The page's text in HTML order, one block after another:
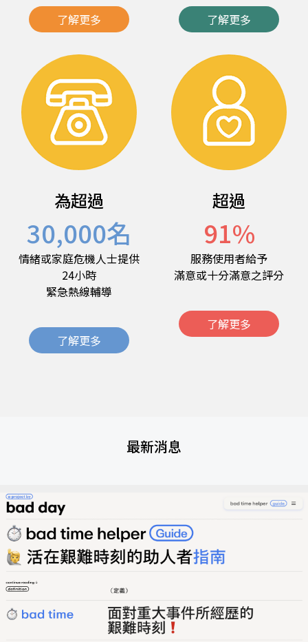
了解更多 了解更多
為超過
30,000名
情緒或家庭危機人士提供
24小時
緊急熱線輔導
了解更多
超過
91%
服務使用者給予
滿意或十分滿意之評分
了解更多
最新消息